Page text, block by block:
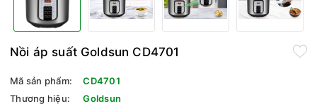
Nồi áp suất Goldsun CD4701
Mã sản phẩm:
CD4701
Thương hiệu:
Goldsun